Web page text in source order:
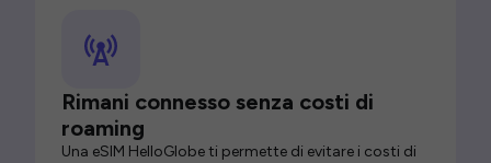
Rimani connesso senza costi di
roaming
Una eSIM HelloGlobe ti permette di evitare i costi di